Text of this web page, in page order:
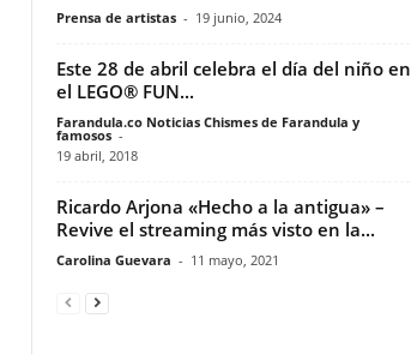
Prensa de artistas - 19 junio, 2024
Este 28 de abril celebra el día del niño en
el LEGO® FUN...
Farandula.co Noticias Chismes de Farandula y
famosos -
19 abril, 2018
Ricardo Arjona «Hecho a la antigua» –
Revive el streaming más visto en la...
Carolina Guevara - 11 mayo, 2021